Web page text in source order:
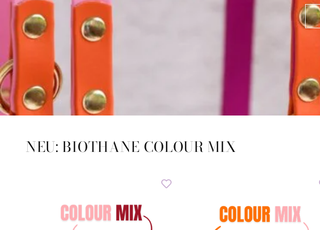
NEU: BIOTHANE COLOUR MIX